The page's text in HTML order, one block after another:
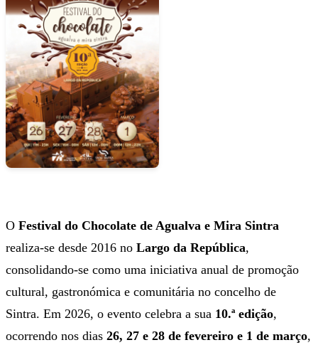
O Festival do Chocolate de Agualva e Mira Sintra
realiza-se desde 2016 no Largo da República,
consolidando-se como uma iniciativa anual de promoção
cultural, gastronómica e comunitária no concelho de
Sintra. Em 2026, o evento celebra a sua 10.ª edição,
ocorrendo nos dias 26, 27 e 28 de fevereiro e 1 de março,